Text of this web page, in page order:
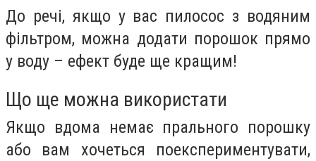
До речі, якщо у вас пилосос з водяним
фільтром, можна додати порошок прямо
у воду – ефект буде ще кращим!
Що ще можна використати
Якщо вдома немає прального порошку
або вам хочеться поекспериментувати,